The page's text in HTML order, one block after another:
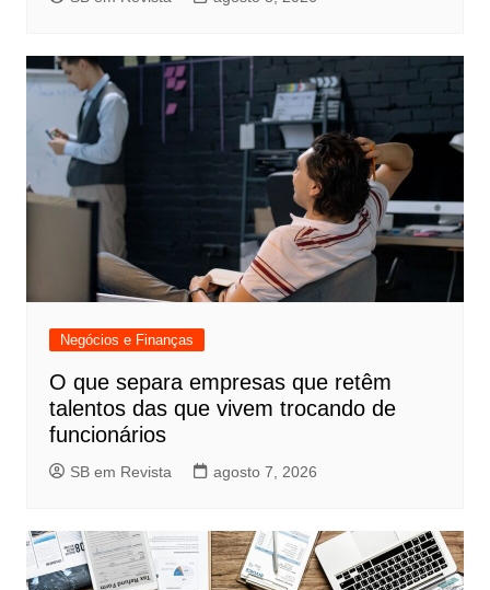
Negócios e Finanças
O que separa empresas que retêm
talentos das que vivem trocando de
funcionários
SB em Revista agosto 7, 2026